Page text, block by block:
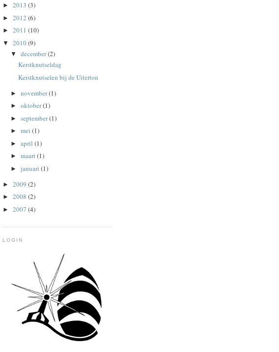
► 2013 (3)
► 2012 (6)
► 2011 (10)
▼ 2010(9)
▼ december(2)
Kerstknutseldag
Kerstknutselen bij de Uiterton
► november(1)
► oktober(1)
► september(1)
► mei (1)
► april (1)
► maart(1)
► januari (1)
► 2009 (2)
► 2008 (2)
► 2007 (4)
LOGIN